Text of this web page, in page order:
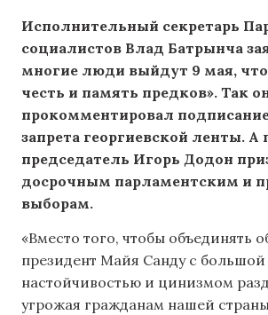
Исполнительный секретарь
социалистов Влад Батрынча
многие люди выйдут 9 мая,
честь и память предков». Так
прокомментировал
запрета георгиевской ленты. А
председатель Игорь Додон
досрочным парламентским и
выборам.
«Вместо того, чтобы объединять
президент Майя Санду с большой
настойчивостью и цинизмом
угрожая гражданам нашей